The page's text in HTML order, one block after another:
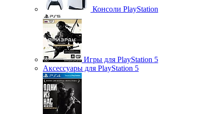
Консоли PlayStation
Игры для PlayStation 5
Аксессуары для PlayStation 5